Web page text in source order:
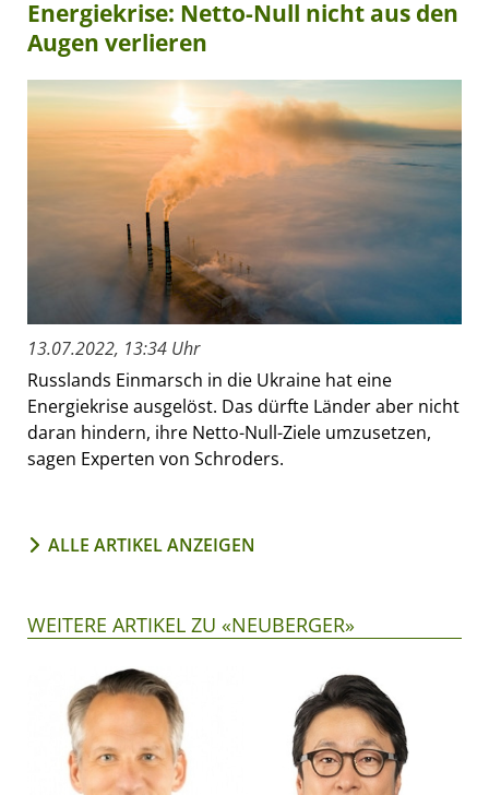
Energiekrise: Netto-Null nicht aus den
Augen verlieren
13.07.2022, 13:34 Uhr
Russlands Einmarsch in die Ukraine hat eine
Energiekrise ausgelöst. Das dürfte Länder aber nicht
daran hindern, ihre Netto-Null-Ziele umzusetzen,
sagen Experten von Schroders.
ALLE ARTIKEL ANZEIGEN
WEITERE ARTIKEL ZU «NEUBERGER»